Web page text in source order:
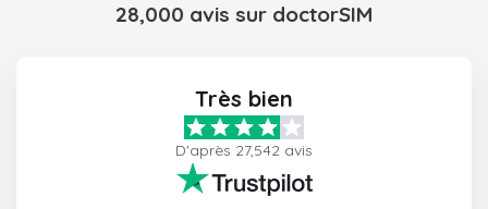
28,000 avis sur doctorSIM
Très bien
D'après 27,542 avis